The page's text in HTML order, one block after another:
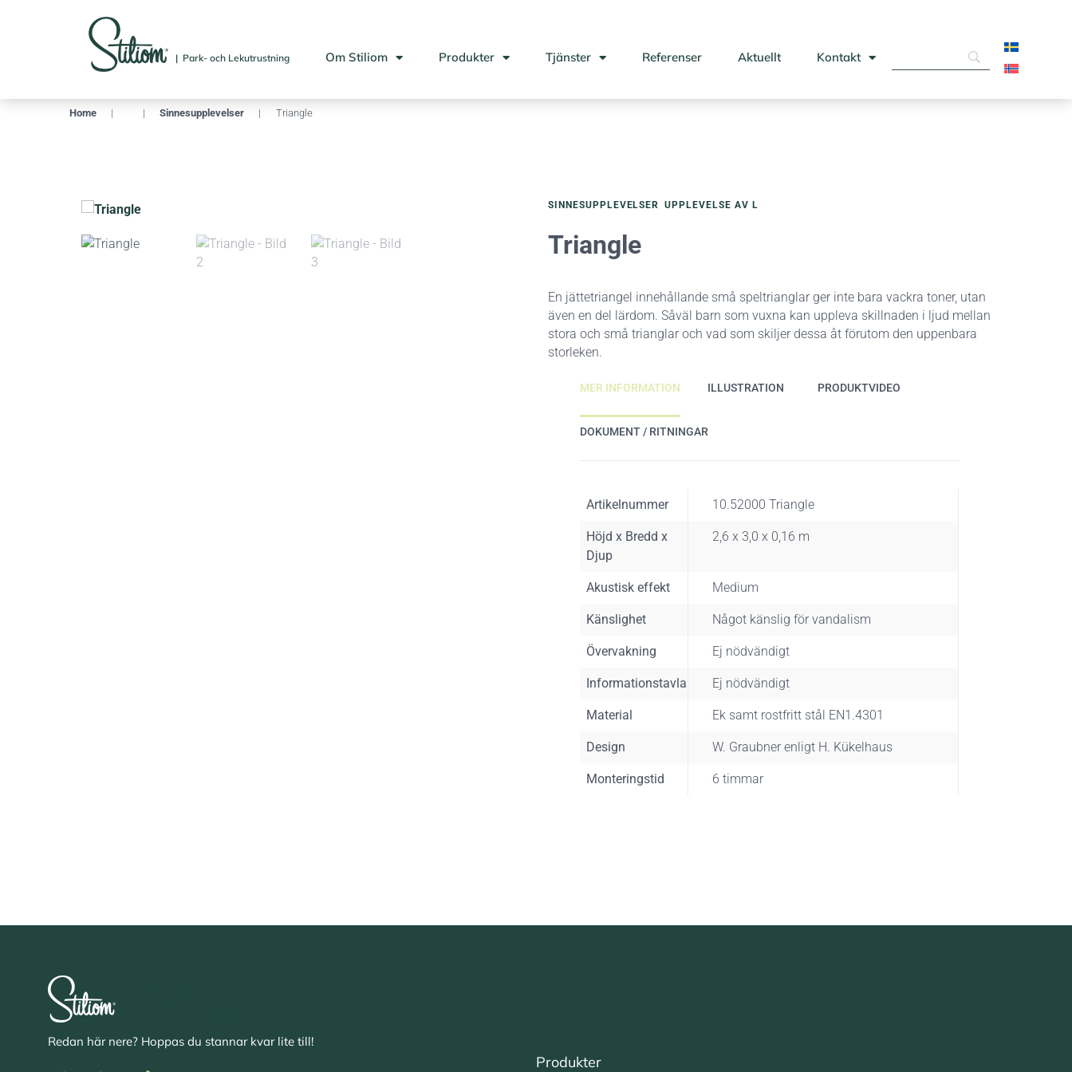
| Park- och Lekutrustning Om Stiliom Produkter Tjänster Referenser Aktuellt Kontakt
Home | | Sinnesupplevelser | Triangle
SINNESUPPLEVELSER,UPPLEVELSE AV LJUD
Triangle
En jättetriangel innehållande små speltrianglar ger inte bara vackra toner, utan
även en del lärdom. Såväl barn som vuxna kan uppleva skillnaden i ljud mellan
stora och små trianglar och vad som skiljer dessa åt förutom den uppenbara
storleken.
MER INFORMATION ILLUSTRATION PRODUKTVIDEO
DOKUMENT / RITNINGAR
Artikelnummer 10.52000 Triangle
Höjd x Bredd x
Djup
2,6 x 3,0 x 0,16 m
Akustisk effekt Medium
Känslighet Något känslig för vandalism
Övervakning Ej nödvändigt
Informationstavla Ej nödvändigt
Material Ek samt rostfritt stål EN1.4301
Design W. Graubner enligt H. Kükelhaus
Monteringstid 6 timmar
Redan här nere? Hoppas du stannar kvar lite till!
Produkter